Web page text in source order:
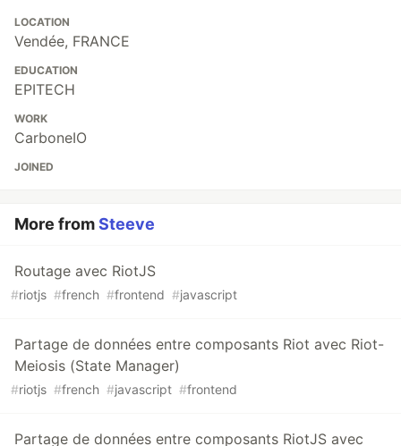
LOCATION
Vendée, FRANCE
EDUCATION
EPITECH
WORK
CarboneIO
JOINED
More fromSteeve
Routage avec RiotJS
#riotjs #french #frontend #javascript
Partage de données entre composants Riot avec Riot-
Meiosis (State Manager)
#riotjs #french #javascript #frontend
Partage de données entre composants RiotJS avec